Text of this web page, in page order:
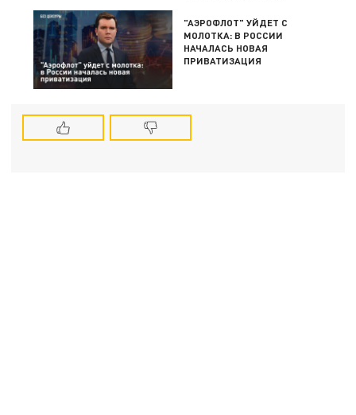
"АЭРОФЛОТ" УЙДЕТ С
МОЛОТКА: В РОССИИ
НАЧАЛАСЬ НОВАЯ
ПРИВАТИЗАЦИЯ